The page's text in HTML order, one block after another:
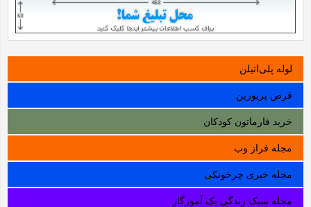
لوله‌ پلی‌اتیلن
قرص پریورین
خرید فارماتون کودکان
مجله فراز وب
مجله خبری چرخونکی
مجله سبک زندگی یک آموزگار